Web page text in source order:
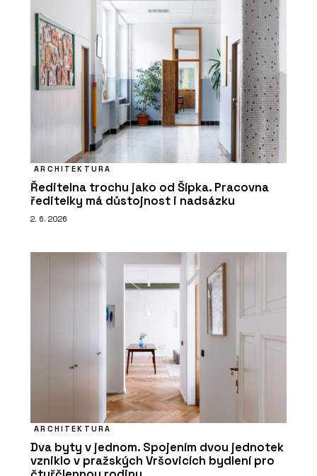
ARCHITEKTURA
Ředitelna trochu jako od Šípka. Pracovna
ředitelky má důstojnost i nadsázku
2. 6. 2026
ARCHITEKTURA
Dva byty v jednom. Spojením dvou jednotek
vzniklo v pražských Vršovicích bydlení pro